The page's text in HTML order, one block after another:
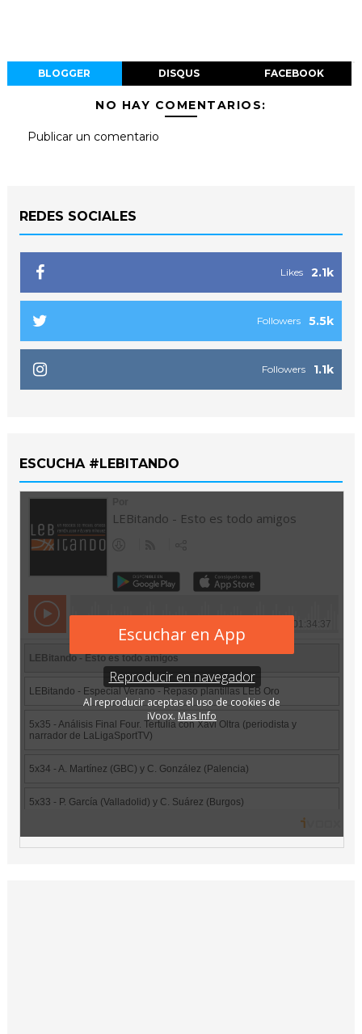
BLOGGER DISQUS FACEBOOK
NO HAY COMENTARIOS:
Publicar un comentario
REDES SOCIALES
2.1k
Likes
5.5k
Followers
1.1k
Followers
ESCUCHA #LEBITANDO